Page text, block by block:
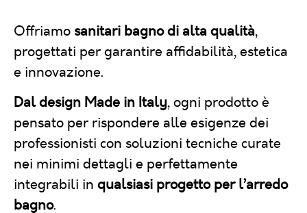
Offriamosanitari bagno di alta qualità,
progettati per garantire affidabilità, estetica
e innovazione.
Dal design Made in Italy, ogni prodotto è
pensato per rispondere alle esigenze dei
professionisti con soluzioni tecniche curate
nei minimi dettagli e perfettamente
integrabili in qualsiasi progetto per l’arredo
bagno.